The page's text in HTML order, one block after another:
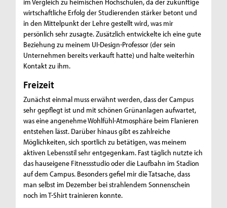
wirtschaftliche Erfolg der Studierenden stärker betont und
in den Mittelpunkt der Lehre gestellt wird, was mir
persönlich sehr zusagte. Zusätzlich entwickelte ich eine gute
Beziehung zu meinem UI-Design-Professor (der sein
Unternehmen bereits verkauft hatte) und halte weiterhin
Kontakt zu ihm.
Freizeit
Zunächst einmal muss erwähnt werden, dass der Campus
sehr gepflegt ist und mit schönen Grünanlagen aufwartet,
was eine angenehme Wohlfühl-Atmosphäre beim Flanieren
entstehen lässt. Darüber hinaus gibt es zahlreiche
Möglichkeiten, sich sportlich zu betätigen, was meinem
aktiven Lebensstil sehr entgegenkam. Fast täglich nutzte ich
das hauseigene Fitnessstudio oder die Laufbahn im Stadion
auf dem Campus. Besonders gefiel mir die Tatsache, dass
man selbst im Dezember bei strahlendem Sonnenschein
noch im T-Shirt trainieren konnte.